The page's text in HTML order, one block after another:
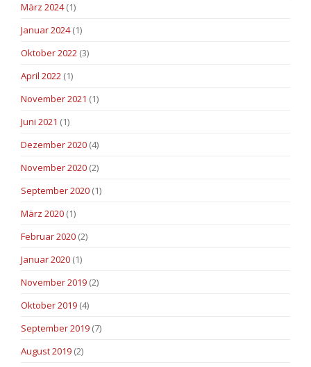
März 2024(1)
Januar 2024(1)
Oktober 2022 (3)
April 2022 (1)
November 2021 (1)
Juni 2021 (1)
Dezember 2020 (4)
November 2020 (2)
September 2020 (1)
März 2020 (1)
Februar 2020 (2)
Januar 2020 (1)
November 2019 (2)
Oktober 2019 (4)
September 2019 (7)
August 2019 (2)